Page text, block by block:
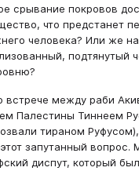
срывание покровов
что предстанет
человека? Или же
подтянутый
встрече между раби
Палестины Тиннеем
тираном Руфусом),
запутанный вопрос.
диспут, который